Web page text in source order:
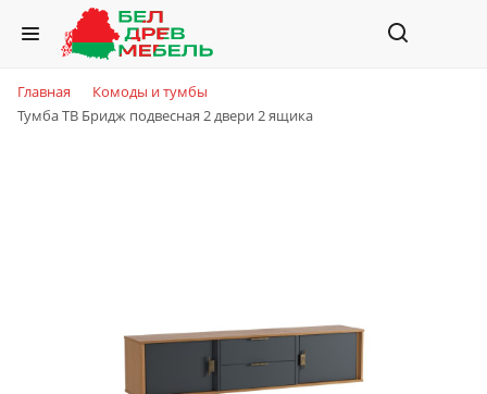
Главная
Комоды и тумбы
Тумба ТВ Бридж подвесная 2 двери 2 ящика